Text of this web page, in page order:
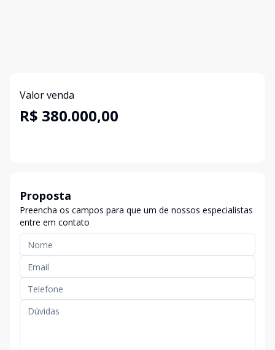
Valor venda
R$ 380.000,00
Proposta
Preencha os campos para que um de nossos especialistas
entre em contato